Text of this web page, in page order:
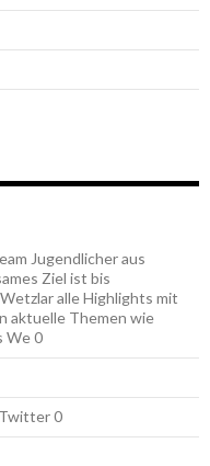
Jugendlicher aus
Ziel ist bis
alle Highlights mit
aktuelle Themen wie
We 0
0